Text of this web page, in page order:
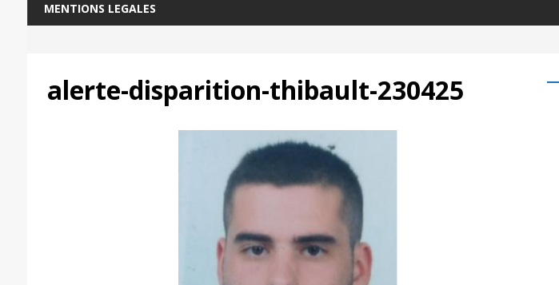
MENTIONS LEGALES
alerte-disparition-thibault-230425